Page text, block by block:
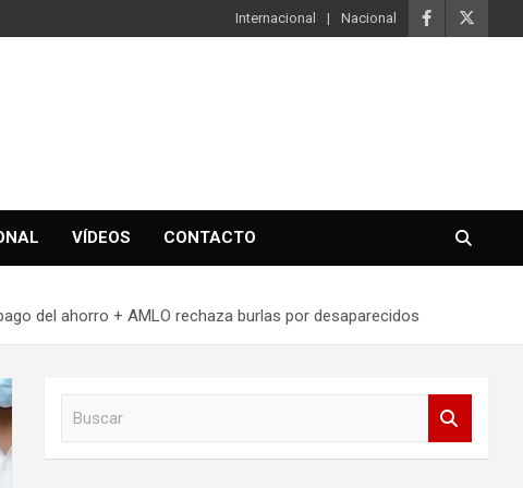
Internacional Nacional
VÍDEOS CONTACTO
del ahorro + AMLO rechaza burlas por desaparecidos